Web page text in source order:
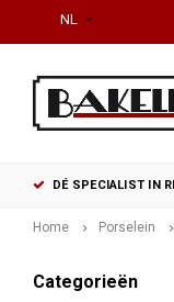
NL
DÉ SPECIALIST IN
Home Porselein
Categorieën